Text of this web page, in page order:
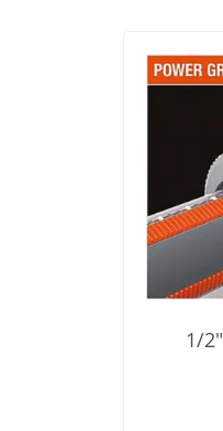
צינור גן 20 מטר "1/2